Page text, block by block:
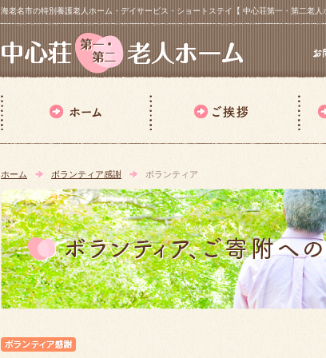
海老名市の特別養護老人ホーム・デイサービス・ショートステイ【 中心荘第一・第二
ホーム ボランティア感謝 ボランティア